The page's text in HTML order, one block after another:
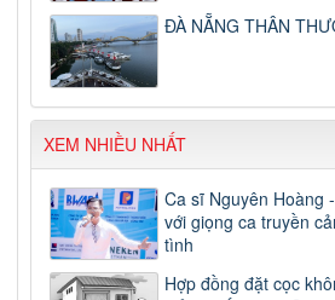
ĐÀ NẴNG THÂN
XEM NHIỀU NHẤT
Ca sĩ Nguyên Hoàng
với giọng ca truyền
tình
Hợp đồng đặt cọc